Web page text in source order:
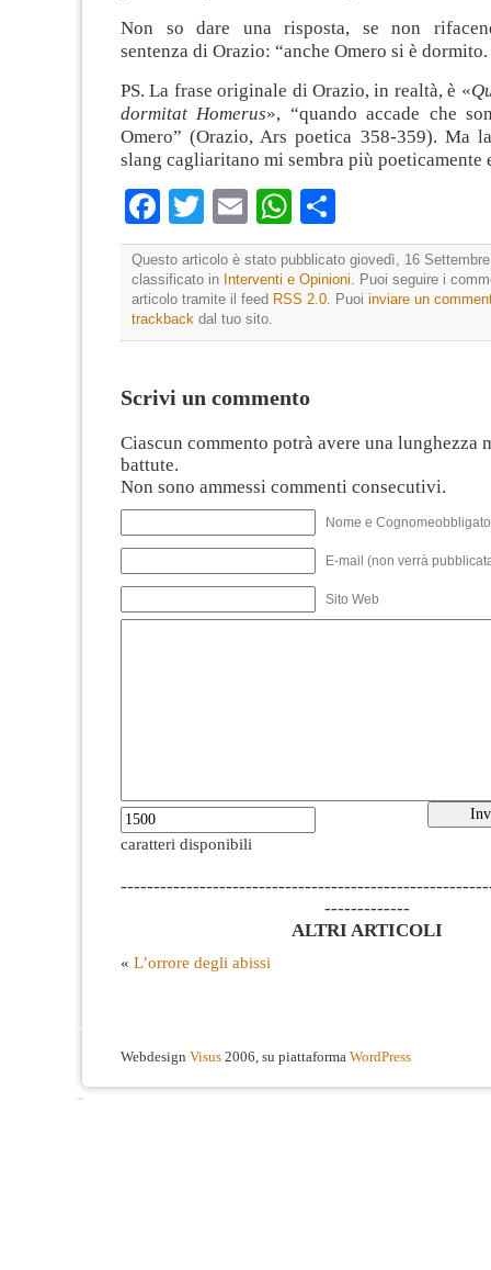
Non so dare una risposta, se non
sentenza di Orazio: “anche Omero si è dormito.
PS. La frase originale di Orazio, in realtà, è «
dormitat Homerus», “quando accade che
Omero” (Orazio, Ars poetica 358-359). Ma
slang cagliaritano mi sembra più poeticamente
Facebook
TwitterEmailWhatsApp
Questo articolo è stato pubblicato giovedì, 16
classificato in Interventi e Opinioni. Puoi seguire i
articolo tramite il feed RSS 2.0. Puoi inviare un
trackback dal tuo sito.
Scrivi un commento
Ciascun commento potrà avere una lunghezza
battute.
Non sono ammessi commenti consecutivi.
Nome e
E-mail (non verrà
Sito Web
caratteri disponibili
-------------
ALTRI ARTICOLI
« L’orrore degli abissi
Webdesign Visus 2006, su piattaforma WordPress